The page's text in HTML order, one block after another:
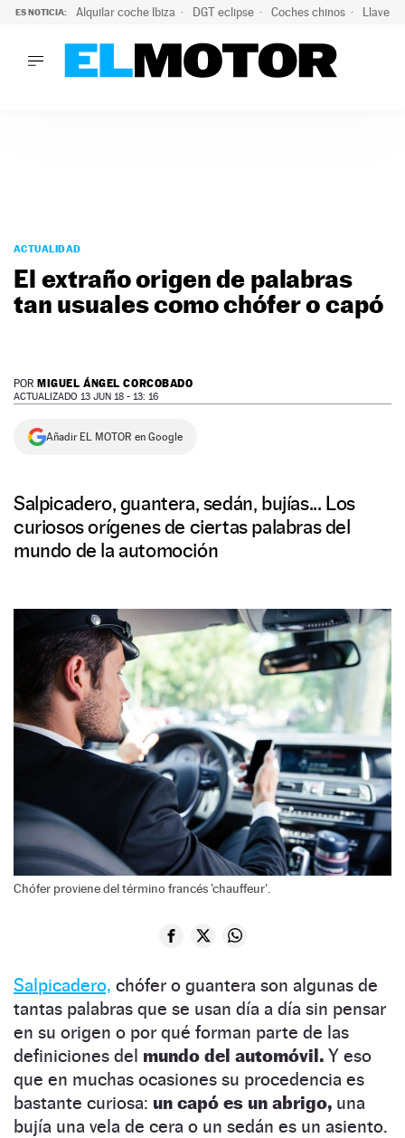
ES NOTICIA: Alquilar coche Ibiza DGT eclipse Coches chinos Llaves
PODCAST
MOTOS
TECNOLOGÍA
SERVICIOS
NEWSLETTER
ACTUALIDAD
El extraño origen de palabras
tan usuales como chófer o capó
POR MIGUEL ÁNGEL CORCOBADO
ACTUALIZADO 13 JUN 18 - 13: 16
Añadir EL MOTOR en Google
Salpicadero, guantera, sedán, bujías... Los
curiosos orígenes de ciertas palabras del
mundo de la automoción
Chófer proviene del término francés 'chauffeur'.
Salpicadero, chófer o guantera son algunas de
tantas palabras que se usan día a día sin pensar
en su origen o por qué forman parte de las
definiciones del mundo del automóvil. Y eso
que en muchas ocasiones su procedencia es
bastante curiosa: un capó es un abrigo, una
bujía una vela de cera o un sedán es un asiento.